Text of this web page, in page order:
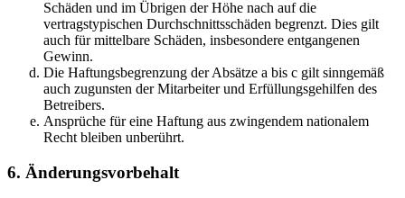
Schäden und im Übrigen der Höhe nach auf die
vertragstypischen Durchschnittsschäden begrenzt. Dies gilt
auch für mittelbare Schäden, insbesondere entgangenen
Gewinn.
Die Haftungsbegrenzung der Absätze a bis c gilt sinngemäß
auch zugunsten der Mitarbeiter und Erfüllungsgehilfen des
Betreibers.
Ansprüche für eine Haftung aus zwingendem nationalem
Recht bleiben unberührt.
6. Änderungsvorbehalt